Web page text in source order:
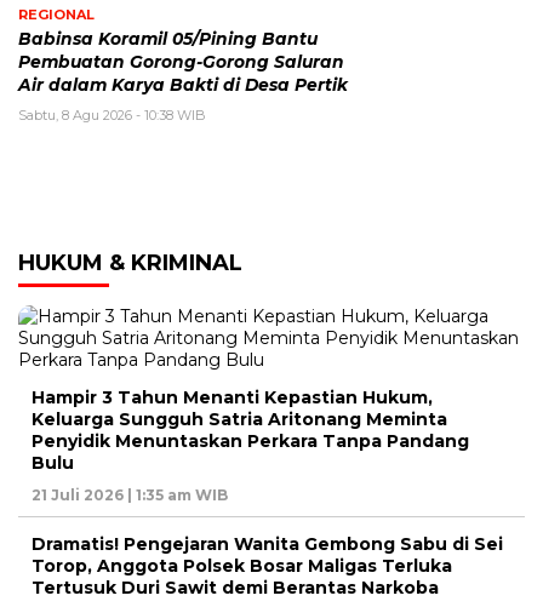
REGIONAL
Babinsa Koramil 05/Pining Bantu
Pembuatan Gorong-Gorong Saluran
Air dalam Karya Bakti di Desa Pertik
Sabtu, 8 Agu 2026 - 10:38 WIB
HUKUM & KRIMINAL
Hampir 3 Tahun Menanti Kepastian Hukum,
Keluarga Sungguh Satria Aritonang Meminta
Penyidik Menuntaskan Perkara Tanpa Pandang
Bulu
21 Juli 2026 | 1:35 am WIB
Dramatis! Pengejaran Wanita Gembong Sabu di Sei
Torop, Anggota Polsek Bosar Maligas Terluka
Tertusuk Duri Sawit demi Berantas Narkoba